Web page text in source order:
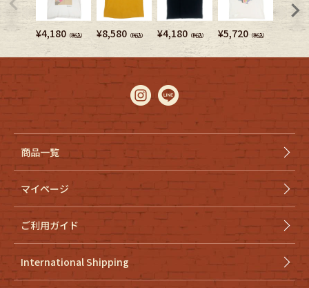
¥4,180 （税込） ¥8,580 （税込） ¥4,180 （税込） ¥5,720 （税込） 5,280
商品一覧
マイページ
ご利用ガイド
International Shipping